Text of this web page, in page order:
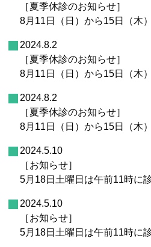
［夏季休診のお知らせ］
8月11日（日）から15日（木
2024.8.2
［夏季休診のお知らせ］
8月11日（日）から15日（木
2024.8.2
［夏季休診のお知らせ］
8月11日（日）から15日（木
2024.5.10
［お知らせ］
5月18日土曜日は午前11時に
2024.5.10
［お知らせ］
5月18日土曜日は午前11時に